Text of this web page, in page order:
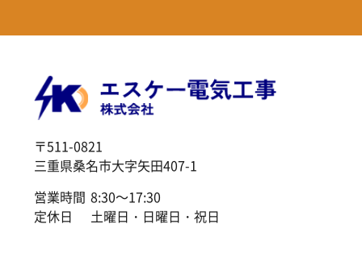
〒511-0821
三重県桑名市大字矢田407-1
営業時間 8:30～17:30
定休日
土曜日・日曜日・祝日